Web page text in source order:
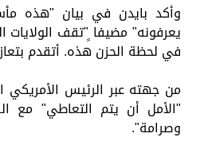
وأكد بايدن في بيان "هذه
يعرفونه" مضيفا ٍ"تقف الولايات
في لحظة الحزن هذه. أتقدم
من جهته عبر الرئيس الأمريكي
"الأمل أن يتم التعاطي" مع
وصرامة".